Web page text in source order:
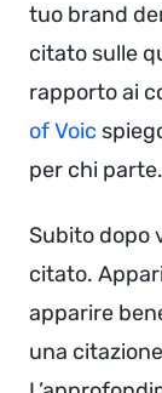
tuo brand
citato sulle
rapporto ai
of Voic
per chi parte.
Subito dopo
citato.
apparire
una